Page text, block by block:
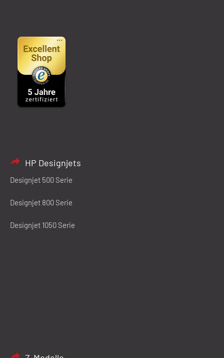
HP Designjets
Designjet 500 Serie
Designjet 800 Serie
Designjet 1050 Serie